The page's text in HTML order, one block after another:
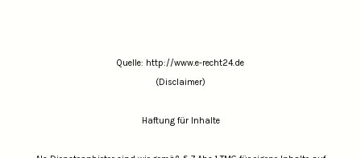
Quelle: http://www.e-recht24.de
(Disclaimer)
Haftung für Inhalte